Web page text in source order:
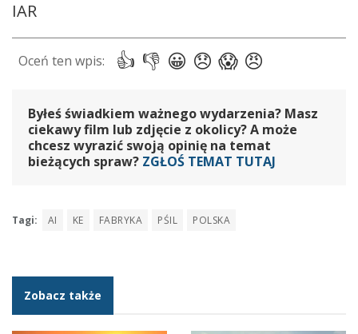
IAR
Byłeś świadkiem ważnego wydarzenia? Masz
ciekawy film lub zdjęcie z okolicy? A może
chcesz wyrazić swoją opinię na temat
bieżących spraw? ZGŁOŚ TEMAT TUTAJ
Tagi: AI KE FABRYKA PŚIL POLSKA
Zobacz także